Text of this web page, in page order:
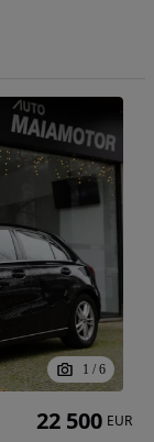
1 / 6
22 500 EUR